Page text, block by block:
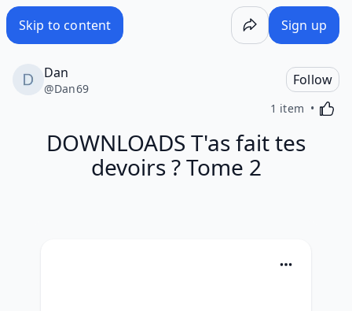
Skip to content Sign up
Dan
@Dan69
Follow
1 item
DOWNLOADS T'as fait tes
devoirs ? Tome 2